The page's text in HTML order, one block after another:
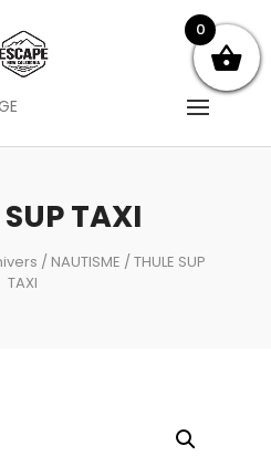
TAXI
/ NAUTISME / THULE SUP
TAXI
0